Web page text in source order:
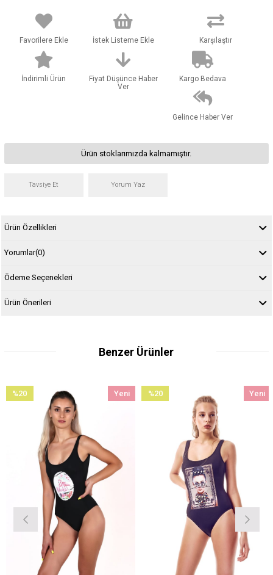
Favorilere Ekle İstek Listeme Ekle Karşılaştır
İndirimli Ürün
Fiyat Düşünce Haber
Ver
Kargo Bedava
Gelince Haber Ver
Ürün stoklarımızda kalmamıştır.
Tavsiye Et Yorum Yaz
Ürün Özellikleri
Yorumlar(0)
Ödeme Seçenekleri
Ürün Önerileri
Benzer Ürünler
%20
Yeni
%20
Yeni